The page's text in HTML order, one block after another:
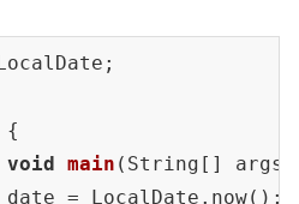
{
void main (String[] args)
= LocalDate.now();